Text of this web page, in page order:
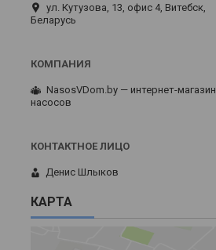
ул. Кутузова, 13, офис 4, Витебск,
Беларусь
NasosVDom.by — интернет-магазин
насосов
Денис Шлыков
КАРТА